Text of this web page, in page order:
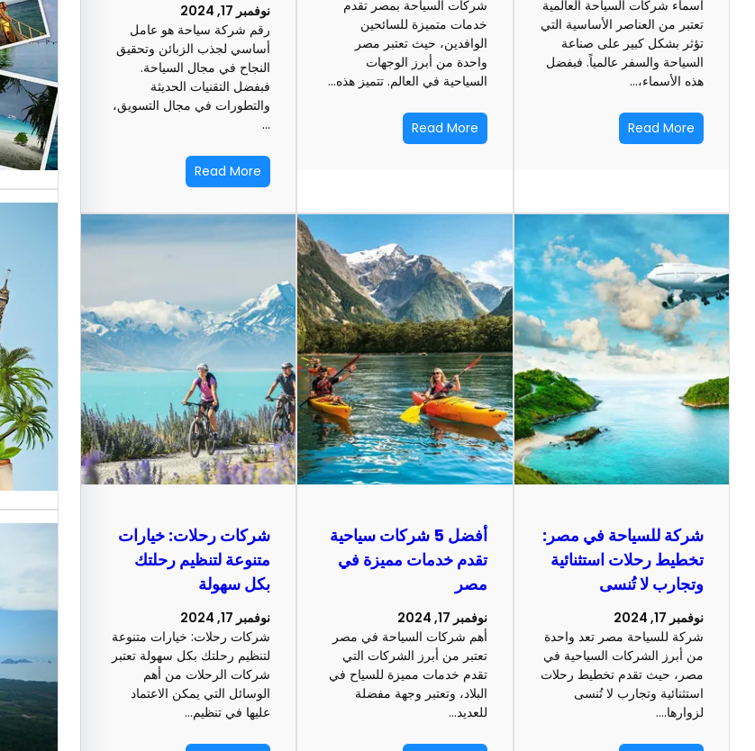
أسماء شركات السياحة العالمية
تعتبر من العناصر الأساسية التي
تؤثر بشكل كبير على صناعة
السياحة والسفر عالمياً. فبفضل
هذه الأسماء،…
Read More
شركات السياحة بمصر تقدم
خدمات متميزة للسائحين
الوافدين، حيث تعتبر مصر
واحدة من أبرز الوجهات
السياحية في العالم. تتميز هذه…
Read More
نوفمبر 17, 2024
رقم شركة سياحة هو عامل
أساسي لجذب الزبائن وتحقيق
النجاح في مجال السياحة.
فبفضل التقنيات الحديثة
والتطورات في مجال التسويق،
…
Read More
شركة للسياحة في مصر:
تخطيط رحلات استثنائية
وتجارب لا تُنسى
نوفمبر 17, 2024
شركة للسياحة مصر تعد واحدة
من أبرز الشركات السياحية في
مصر، حيث تقدم تخطيط رحلات
استثنائية وتجارب لا تُنسى
لزوارها.…
أفضل 5 شركات سياحية
تقدم خدمات مميزة في
مصر
نوفمبر 17, 2024
أهم شركات السياحة في مصر
تعتبر من أبرز الشركات التي
تقدم خدمات مميزة للسياح في
البلاد، وتعتبر وجهة مفضلة
للعديد…
شركات رحلات: خيارات
متنوعة لتنظيم رحلتك
بكل سهولة
نوفمبر 17, 2024
شركات رحلات: خيارات متنوعة
لتنظيم رحلتك بكل سهولة تعتبر
شركات الرحلات من أهم
الوسائل التي يمكن الاعتماد
عليها في تنظيم…